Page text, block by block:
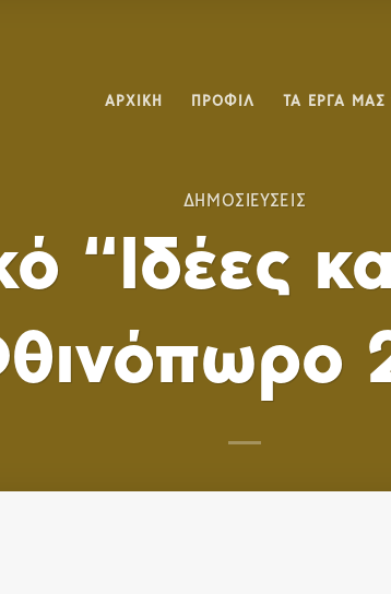
ΑΡΧΙΚΗ ΠΡΟΦΙΛ ΤΑ ΕΡΓΑ ΜΑΣ
ΔΗΜΟΣΙΕΥΣΕΙΣ
“Ιδέες